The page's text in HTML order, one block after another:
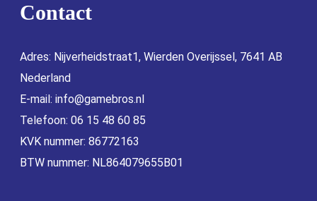
Contact
Adres: Nijverheidstraat1, Wierden Overijssel, 7641 AB
Nederland
E-mail: info@gamebros.nl
Telefoon: 06 15 48 60 85
KVK nummer: 86772163
BTW nummer: NL864079655B01